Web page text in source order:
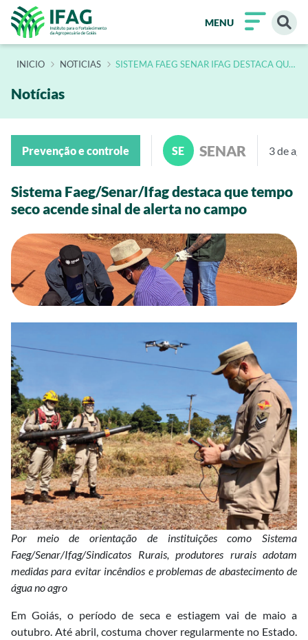
MENU
INÍCIO NOTICIAS SISTEMA FAEG SENAR IFAG DESTACA QUE
TEMPO SECO ACENDE SINAL DE ALERTA
Notícias
Prevenção e controle SE SENAR 3 de
Sistema Faeg/Senar/Ifag destaca que tempo
seco acende sinal de alerta no campo
Por meio de orientação de instituições como Sistema
Faeg/Senar/Ifag/Sindicatos Rurais, produtores rurais adotam
medidas para evitar incêndios e problemas de abastecimento de
água no agro
Em Goiás, o período de seca e estiagem vai de maio a
outubro. Até abril, costuma chover regularmente no Estado.